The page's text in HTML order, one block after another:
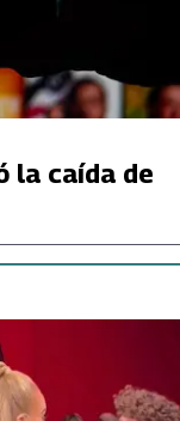
la caída de